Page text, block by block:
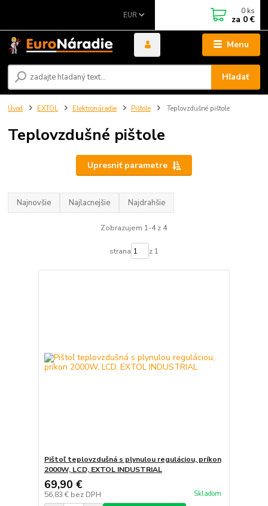
Menu
EUR
Hľadať
0 ks
za 0 €
Úvod EXTOL Elektronáradie Pištole Teplovzdušné pištole
Teplovzdušné pištole
Upresniť parametre
Najnovšie Najlacnejšie Najdrahšie
Zobrazujem 1-4 z 4
strana z 1
Pištoľ teplovzdušná s plynulou reguláciou, príkon
2000W, LCD, EXTOL INDUSTRIAL
69,90 €
56,83 € bez DPH Skladom